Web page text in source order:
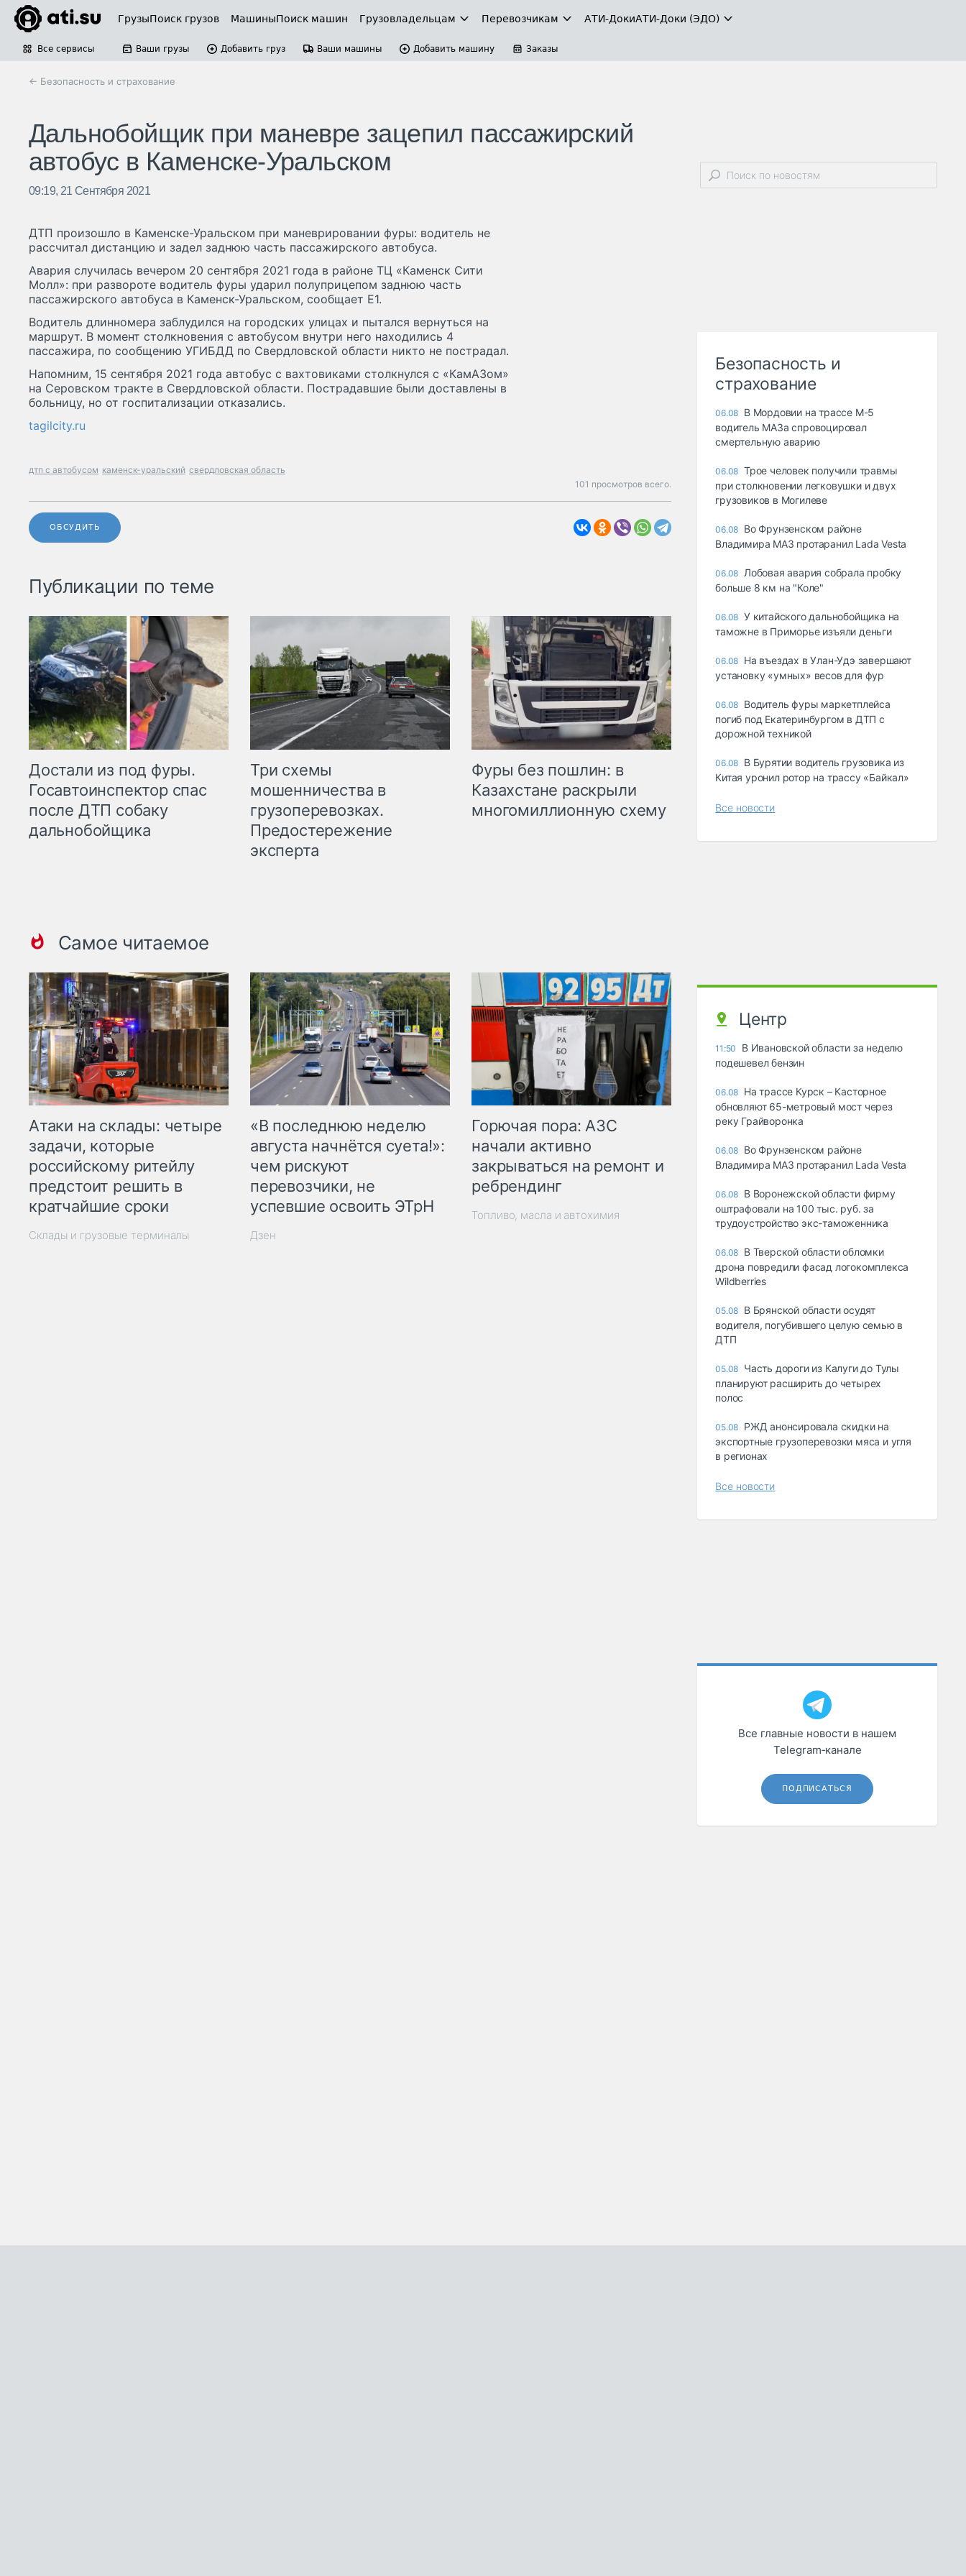
ГрузыПоиск грузов МашиныПоиск машин Грузовладельцам Перевозчикам АТИ-ДокиАТИ-Доки (ЭДО)
Все сервисы Ваши грузы Добавить груз Ваши машины Добавить машину Заказы
← Безопасность и страхование
Дальнобойщик при маневре зацепил пассажирский
автобус в Каменске-Уральском
09:19, 21 Сентября 2021
ДТП произошло в Каменске-Уральском при маневрировании фуры: водитель не
рассчитал дистанцию и задел заднюю часть пассажирского автобуса.
Авария случилась вечером 20 сентября 2021 года в районе ТЦ «Каменск Сити
Молл»: при развороте водитель фуры ударил полуприцепом заднюю часть
пассажирского автобуса в Каменск-Уральском, сообщает E1.
Водитель длинномера заблудился на городских улицах и пытался вернуться на
маршрут. В момент столкновения с автобусом внутри него находились 4
пассажира, по сообщению УГИБДД по Свердловской области никто не пострадал.
Напомним, 15 сентября 2021 года автобус с вахтовиками столкнулся с «КамАЗом»
на Серовском тракте в Свердловской области. Пострадавшие были доставлены в
больницу, но от госпитализации отказались.
tagilcity.ru
дтп с автобусом каменск-уральский свердловская область
101 просмотров всего.
ОБСУДИТЬ
Публикации по теме
Достали из под фуры.
Госавтоинспектор спас
после ДТП собаку
дальнобойщика
Три схемы
мошенничества в
грузоперевозках.
Предостережение
эксперта
Фуры без пошлин: в
Казахстане раскрыли
многомиллионную схему
Самое читаемое
Атаки на склады: четыре
задачи, которые
российскому ритейлу
предстоит решить в
кратчайшие сроки
Склады и грузовые терминалы
«В последнюю неделю
августа начнётся суета!»:
чем рискуют
перевозчики, не
успевшие освоить ЭТрН
Дзен
Горючая пора: АЗС
начали активно
закрываться на ремонт и
ребрендинг
Топливо, масла и автохимия
Безопасность и
страхование
06.08 В Мордовии на трассе М-5
водитель МАЗа спровоцировал
смертельную аварию
06.08 Трое человек получили травмы
при столкновении легковушки и двух
грузовиков в Могилеве
06.08 Во Фрунзенском районе
Владимира МАЗ протаранил Lada Vesta
06.08 Лобовая авария собрала пробку
больше 8 км на "Коле"
06.08 У китайского дальнобойщика на
таможне в Приморье изъяли деньги
06.08 Ha въeздax в Улaн-Удэ зaвepшaют
ycтaнoвкy «yмныx» вecoв для фyp
06.08 Водитель фуры маркетплейса
погиб под Екатеринбургом в ДТП с
дорожной техникой
06.08 В Бурятии водитель грузовика из
Китая уронил ротор на трассу «Байкал»
Все новости
Центр
11:50
В Ивановской области за неделю
подешевел бензин
06.08 На трассе Курск – Касторное
обновляют 65-метровый мост через
реку Грайворонка
06.08 Во Фрунзенском районе
Владимира МАЗ протаранил Lada Vesta
06.08 В Воронежской области фирму
оштрафовали на 100 тыс. руб. за
трудоустройство экс-таможенника
06.08 В Тверской области обломки
дрона повредили фасад логокомплекса
Wildberries
05.08 В Брянской области осудят
водителя, погубившего целую семью в
ДТП
05.08 Часть дороги из Калуги до Тулы
планируют расширить до четырех
полос
05.08 РЖД анонсировала скидки на
экспортные грузоперевозки мяса и угля
в регионах
Все новости
Все главные новости в нашем
Telegram‑канале
ПОДПИСАТЬСЯ